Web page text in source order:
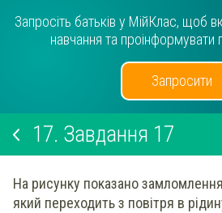
Запросіть батьків у МійКлас, щоб
навчання та проінформувати
Запросити
17. Завдання 17
На рисунку показано
який переходить з повітря в